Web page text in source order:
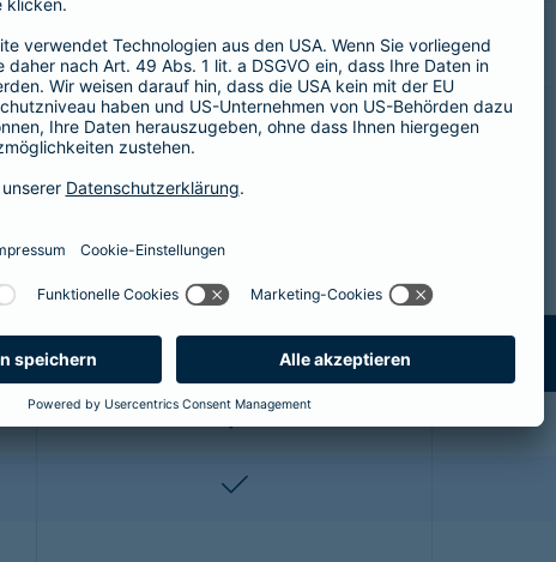
für die Katze enthalten?
von folgenden Leistungen:
Premium*
enthalten
enthalten